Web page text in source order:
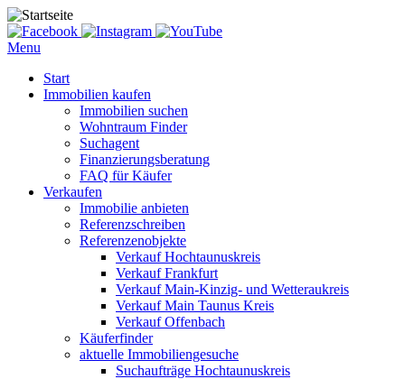
Menu
Start
Immobilien kaufen
Immobilien suchen
Wohntraum Finder
Suchagent
Finanzierungsberatung
FAQ für Käufer
Verkaufen
Immobilie anbieten
Referenzschreiben
Referenzenobjekte
Verkauf Hochtaunuskreis
Verkauf Frankfurt
Verkauf Main-Kinzig- und Wetteraukreis
Verkauf Main Taunus Kreis
Verkauf Offenbach
Käuferfinder
aktuelle Immobiliengesuche
Suchaufträge Hochtaunuskreis